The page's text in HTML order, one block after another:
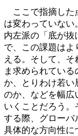
ここで指摘した
は変わっていない
内左派の「底が抜
で、この課題はよ
える。そして、
ま求められてい
か、とりわけ若い
のか、などを幅広
いくことだろう。
する際、グローバ
具体的な方向性に